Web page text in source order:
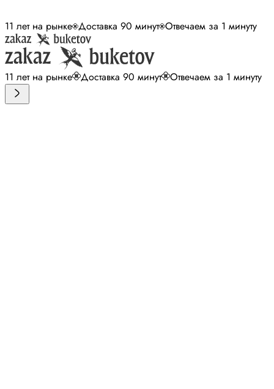
11 лет на рынке Доставка 90 минут Отвечаем за 1 минуту
11 лет на рынке Доставка 90 минут Отвечаем за 1 минуту